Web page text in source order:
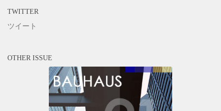
TWITTER
ツイート
OTHER ISSUE